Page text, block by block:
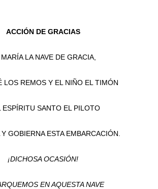
ACCIÓN DE GRACIAS
MARÍA LA NAVE DE GRACIA,
LOS REMOS Y EL NIÑO EL TIMÓN
ESPÍRITU SANTO EL PILOTO
GOBIERNA ESTA EMBARCACIÓN.
¡DICHOSA OCASIÓN!
EN AQUESTA NAVE